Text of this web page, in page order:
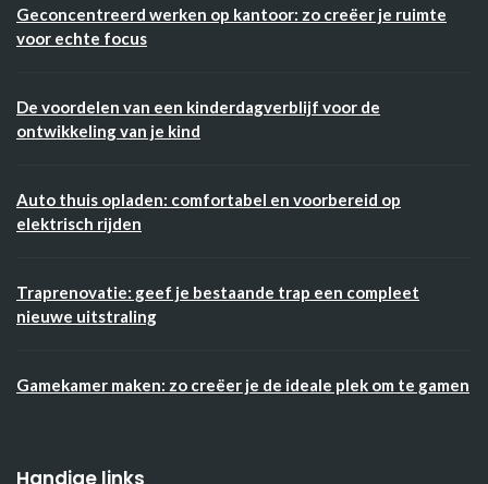
Geconcentreerd werken op kantoor: zo creëer je ruimte
voor echte focus
De voordelen van een kinderdagverblijf voor de
ontwikkeling van je kind
Auto thuis opladen: comfortabel en voorbereid op
elektrisch rijden
Traprenovatie: geef je bestaande trap een compleet
nieuwe uitstraling
Gamekamer maken: zo creëer je de ideale plek om te gamen